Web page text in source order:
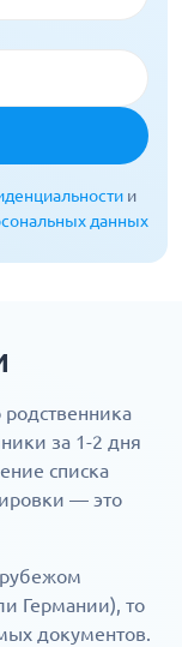
и
данных
за 1-2 дня
списка
— это
рубежом
Германии), то
документов.